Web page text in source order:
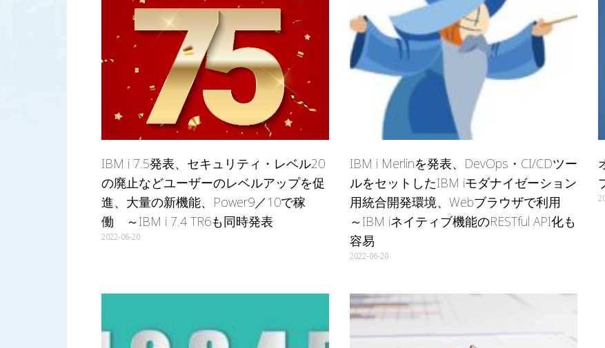
IBM i 7.5発表、セキュリティ・レベル20
の廃止などユーザーのレベルアップを促
進、大量の新機能、Power9／10で稼
働 ～IBM i 7.4 TR6も同時発表
2022-06-20
IBM i Merlinを発表、DevOps・CI/CDツー
ルをセットしたIBM iモダナイゼーション
用統合開発環境、Webブラウザで利用
～IBM iネイティブ機能のRESTful API化も
容易
2022-06-20